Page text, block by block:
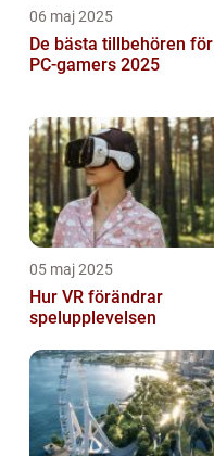
06 maj 2025
De bästa tillbehören för
PC-gamers 2025
05 maj 2025
Hur VR förändrar
spelupplevelsen